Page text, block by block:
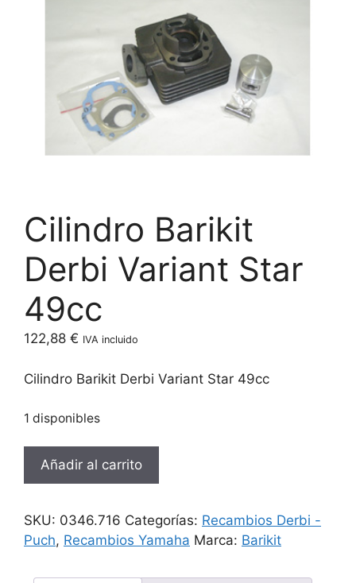
Cilindro Barikit
Derbi Variant Star
49cc
122,88 € IVA incluido
Cilindro Barikit Derbi Variant Star 49cc
1 disponibles
Barikit
Variant
Star
cantidad
Añadir al carrito
SKU: 0346.716 Categorías: Recambios Derbi -
Puch, Recambios Yamaha Marca: Barikit